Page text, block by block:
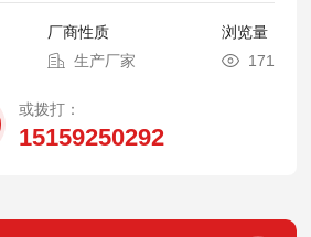
厂商性质
生产厂家
浏览量
171
或拨打：
15159250292